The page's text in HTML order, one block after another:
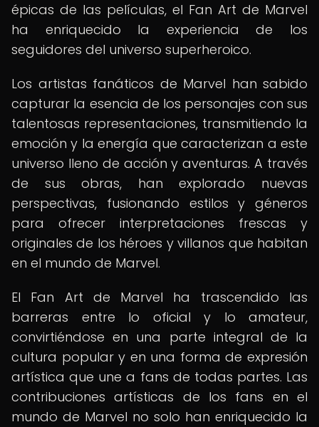
épicas de las películas, el Fan Art de Marvel
ha enriquecido la experiencia de los
seguidores del universo superheroico.
Los artistas fanáticos de Marvel han sabido
capturar la esencia de los personajes con sus
talentosas representaciones, transmitiendo la
emoción y la energía que caracterizan a este
universo lleno de acción y aventuras. A través
de sus obras, han explorado nuevas
perspectivas, fusionando estilos y géneros
para ofrecer interpretaciones frescas y
originales de los héroes y villanos que habitan
en el mundo de Marvel.
El Fan Art de Marvel ha trascendido las
barreras entre lo oficial y lo amateur,
convirtiéndose en una parte integral de la
cultura popular y en una forma de expresión
artística que une a fans de todas partes. Las
contribuciones artísticas de los fans en el
mundo de Marvel no solo han enriquecido la